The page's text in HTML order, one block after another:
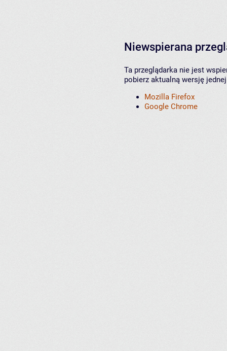
Niewspierana
Ta przeglądarka nie jest
pobierz aktualną wersję
Mozilla Firefox
Google Chrome